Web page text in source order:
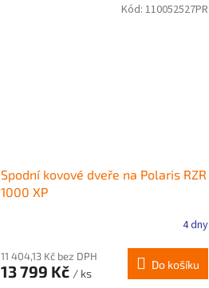
Spodní kovové dveře na Polaris RZR
1000 XP
4 dny
11 404,13 Kč bez DPH
13 799 Kč / ks
Do košíku
Kód: 110052527PR